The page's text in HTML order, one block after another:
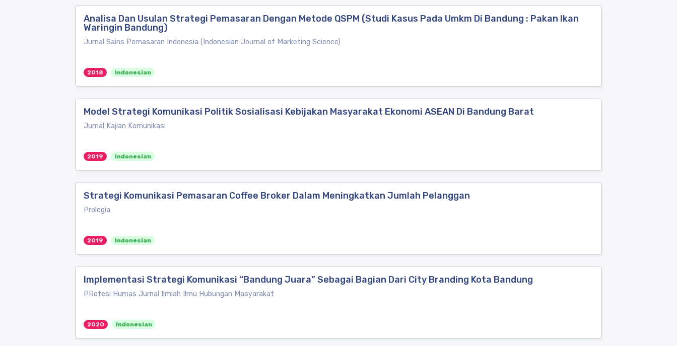
Analisa Dan Usulan Strategi Pemasaran Dengan Metode QSPM (Studi Kasus Pada Umkm Di Bandung : Pakan Ikan
Waringin Bandung)
Jurnal Sains Pemasaran Indonesia (Indonesian Journal of Marketing Science)
2018 Indonesian
Model Strategi Komunikasi Politik Sosialisasi Kebijakan Masyarakat Ekonomi ASEAN Di Bandung Barat
Jurnal Kajian Komunikasi
2019 Indonesian
Strategi Komunikasi Pemasaran Coffee Broker Dalam Meningkatkan Jumlah Pelanggan
Prologia
2019 Indonesian
Implementasi Strategi Komunikasi “Bandung Juara” Sebagai Bagian Dari City Branding Kota Bandung
PRofesi Humas Jurnal Ilmiah Ilmu Hubungan Masyarakat
2020 Indonesian